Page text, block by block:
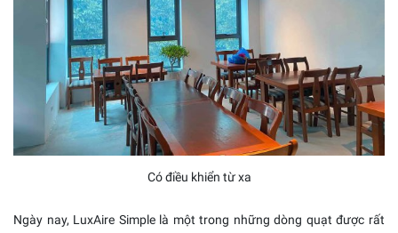
Có điều khiển từ xa
Ngày nay, LuxAire Simple là một trong những dòng quạt được rất